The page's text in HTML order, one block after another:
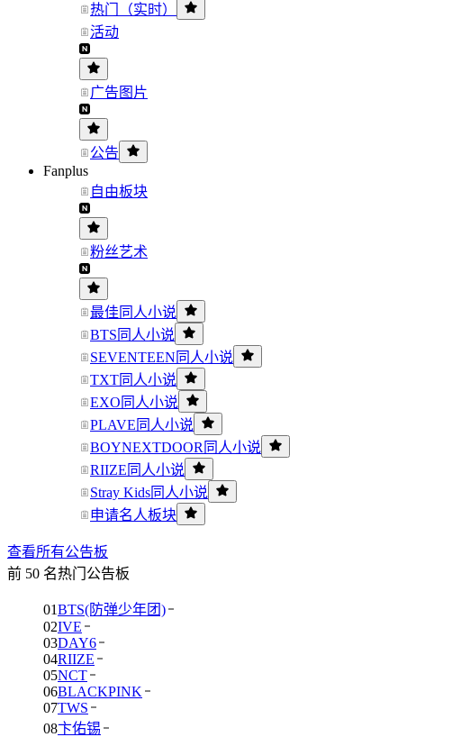
热门（实时）
活动
广告图片
公告
Fanplus
自由板块
粉丝艺术
最佳同人小说
BTS同人小说
SEVENTEEN同人小说
TXT同人小说
EXO同人小说
PLAVE同人小说
BOYNEXTDOOR同人小说
RIIZE同人小说
Stray Kids同人小说
申请名人板块
查看所有公告板
前 50 名热门公告板
01BTS(防弹少年团)
02IVE
03DAY6
04RIIZE
05NCT
06BLACKPINK
07TWS
08卞佑锡